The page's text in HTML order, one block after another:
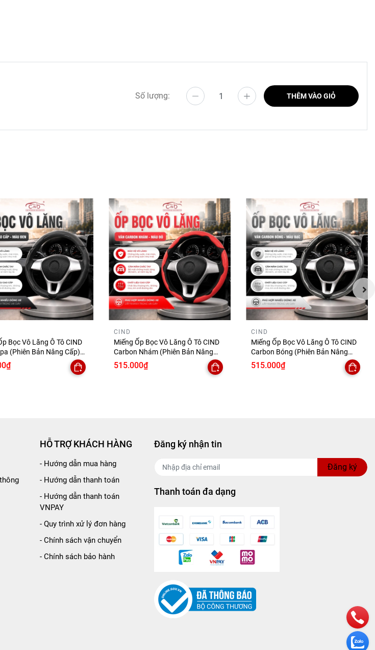
Số lượng: THÊM VÀO GIỎ
Bọc Vô Lăng Ô Tô CIND
(Phiên Bản Nâng Cấp)
Êm Ái Mỏng Nhẹ Chống
Hợp Nhiều Dòng Xe
CIND
Miếng Ốp Bọc Vô Lăng Ô Tô CIND
Carbon Nhám (Phiên Bản Nâng
Cấp) Bám Tay Ma Sát Tốt Mỏng
Nhẹ Chống Trượt Phù Hợp Nhiều
515.000₫
CIND
Miếng Ốp Bọc Vô Lăng Ô Tô CIND
Carbon Bóng (Phiên Bản Nâng
Cấp) Gợn Sóng Mỏng Nhẹ Chống
Trơn Trượt Phù Hợp Nhiều Dòng Xe
515.000₫
HỖ TRỢ KHÁCH HÀNG
- Hướng dẫn mua hàng
- Hướng dẫn thanh toán
- Hướng dẫn thanh toán
VNPAY
- Quy trình xử lý đơn hàng
- Chính sách vận chuyển
- Chính sách bảo hành
Đăng ký nhận tin
Đăng ký
Thanh toán đa dạng